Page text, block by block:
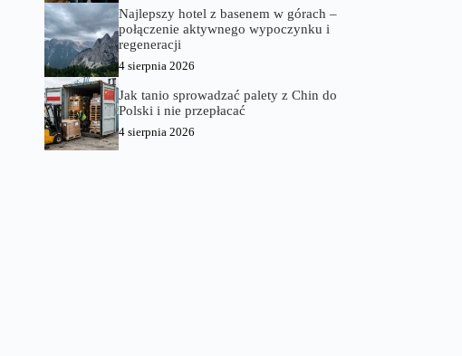
Najlepszy hotel z basenem w górach –
połączenie aktywnego wypoczynku i
regeneracji
4 sierpnia 2026
Jak tanio sprowadzać palety z Chin do
Polski i nie przepłacać
4 sierpnia 2026